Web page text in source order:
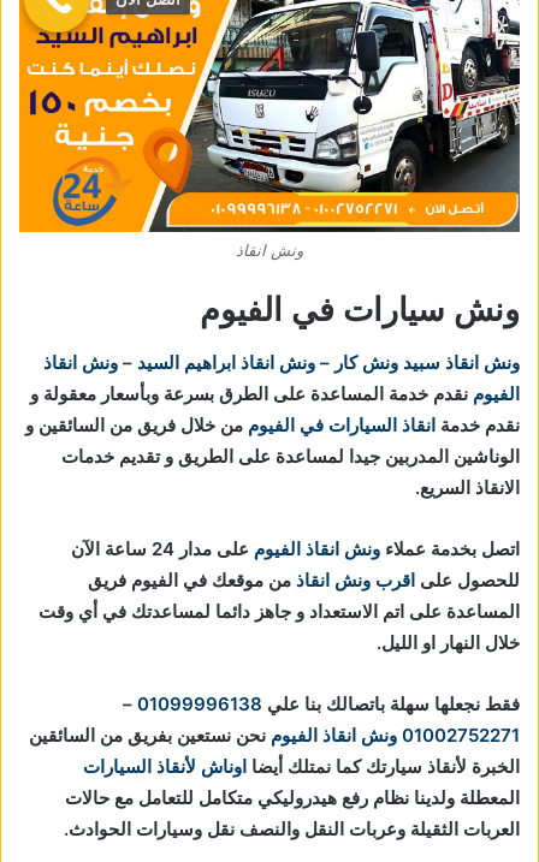
ونش انقاذ
ونش سيارات في الفيوم
ونش انقاذ سبيد ونش كار – ونش انقاذ ابراهيم السيد – ونش انقاذ
الفيوم نقدم خدمة المساعدة على الطرق بسرعة وبأسعار معقولة و
نقدم خدمة انقاذ السيارات في الفيوم من خلال فريق من السائقين و
الوناشين المدربين جيدا لمساعدة على الطريق و تقديم خدمات
الانقاذ السريع.
اتصل بخدمة عملاء ونش انقاذ الفيوم
على مدار 24 ساعة الآن
للحصول على اقرب ونش انقاذ من موقعك في الفيوم فريق
المساعدة على اتم الاستعداد و جاهز دائما لمساعدتك في أي وقت
خلال النهار او الليل.
فقط نجعلها سهلة باتصالك بنا علي 01099996138
–
01002752271 ونش انقاذ الفيوم نحن نستعين بفريق من السائقين
الخبرة لأنقاذ سيارتك كما نمتلك أيضا اوناش لأنقاذ السيارات
المعطلة ولدينا نظام رفع هيدروليكي متكامل للتعامل مع حالات
العربات الثقيلة وعربات النقل والنصف نقل وسيارات الحوادث.